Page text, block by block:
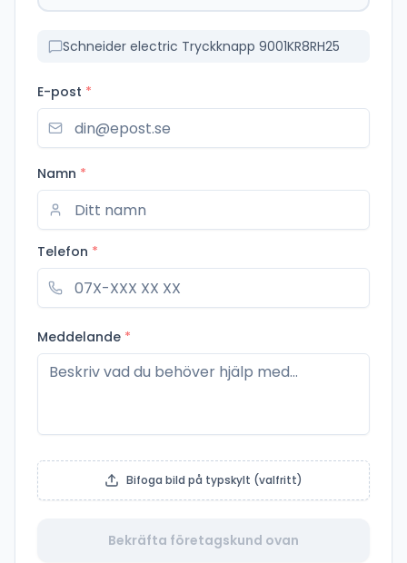
Schneider electric Tryckknapp 9001KR8RH25
E-post *
Namn *
Telefon *
Meddelande *
Bifoga bild på typskylt (valfritt)
Bekräfta företagskund ovan